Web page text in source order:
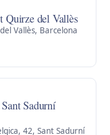
Quirze del Vallès
Vallès, Barcelona
Sadurní
42, Sant Sadurní